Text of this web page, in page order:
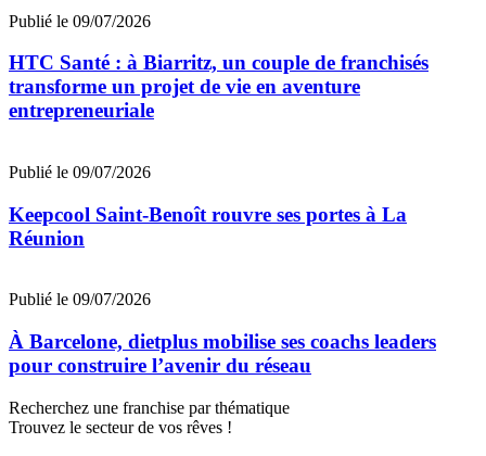
Publié le 09/07/2026
HTC Santé : à Biarritz, un couple de franchisés
transforme un projet de vie en aventure
entrepreneuriale
Publié le 09/07/2026
Keepcool Saint-Benoît rouvre ses portes à La
Réunion
Publié le 09/07/2026
À Barcelone, dietplus mobilise ses coachs leaders
pour construire l’avenir du réseau
Recherchez une franchise par thématique
Trouvez le secteur de vos rêves !